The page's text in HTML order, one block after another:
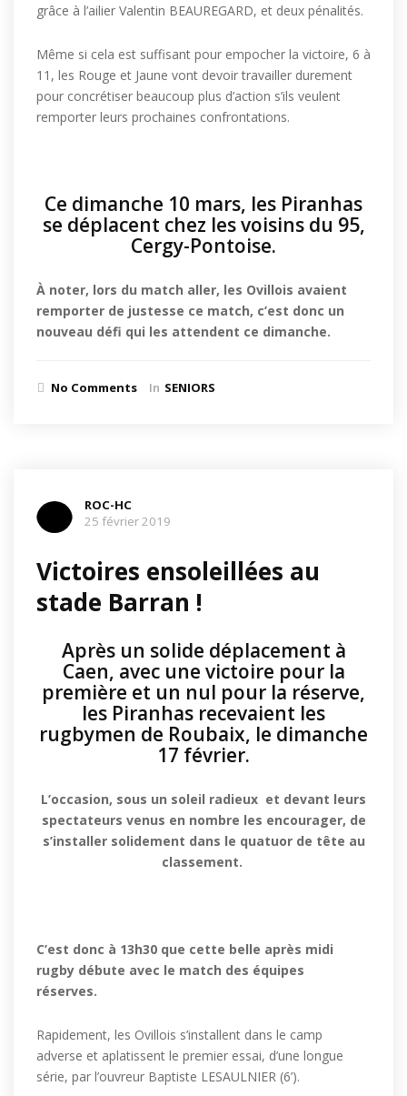
grâce à l’ailier Valentin BEAUREGARD, et deux pénalités.
Même si cela est suffisant pour empocher la victoire, 6 à
11, les Rouge et Jaune vont devoir travailler durement
pour concrétiser beaucoup plus d’action s’ils veulent
remporter leurs prochaines confrontations.
Ce dimanche 10 mars, les Piranhas
se déplacent chez les voisins du 95,
Cergy-Pontoise.
À noter, lors du match aller, les Ovillois avaient
remporter de justesse ce match, c’est donc un
nouveau défi qui les attendent ce dimanche.
No Comments In SENIORS
ROC-HC
25 février 2019
Victoires ensoleillées au
stade Barran !
Après un solide déplacement à
Caen, avec une victoire pour la
première et un nul pour la réserve,
les Piranhas recevaient les
rugbymen de Roubaix, le dimanche
17 février.
L’occasion, sous un soleil radieux et devant leurs
spectateurs venus en nombre les encourager, de
s’installer solidement dans le quatuor de tête au
classement.
C’est donc à 13h30 que cette belle après midi
rugby débute avec le match des équipes
réserves.
Rapidement, les Ovillois s’installent dans le camp
adverse et aplatissent le premier essai, d’une longue
série, par l’ouvreur Baptiste LESAULNIER (6’).